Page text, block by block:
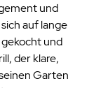
und
auf lange
und
der klare,
Garten